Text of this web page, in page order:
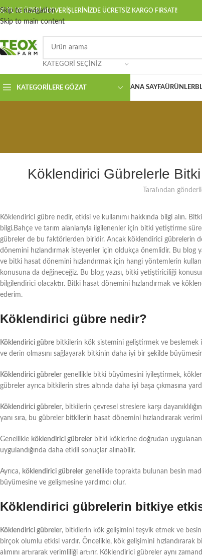
Skip to navigation
Skip to main content
TL VE ÜZERİ ALIŞVERİŞLERİNİZDE ÜCRETSİZ KARGO FIRSATI!
KATEGORI SEÇINIZ
KATEGORILERE GÖZAT ANA SAYFAÜRÜNLER
Köklendirici Gübrelerle Bitki
Tarafından
Köklendirici gübre nedir, etkisi ve kullanımı hakkında bilgi alın.
bilgi.Bahçe ve tarım alanlarıyla ilgilenenler için bitki yetiştirme
gübreler de bu faktörlerden biridir. Ancak köklendirici gübrelerin
dönemini hızlandırmak isteyenler için oldukça önemlidir. Bu blog
ve bitki hasat dönemini hızlandırmak için hangi yöntemlerin
konusuna da değineceğiz. Bu blog yazısı, bitki yetiştiriciliği
bilgilendirici olacaktır. Bitki hasat dönemini hızlandırmak ve
ederim.
Köklendirici gübre nedir?
Köklendirici gübre bitkilerin kök sistemini geliştirmek ve
ve derin olmasını sağlayarak bitkinin daha iyi bir şekilde
Köklendirici gübreler genellikle bitki büyümesini iyileştirmek,
gübreler ayrıca bitkilerin stres altında daha iyi başa çıkmasına
Köklendirici gübreler, bitkilerin çevresel streslere karşı
yanı sıra, bu gübreler bitkilerin hasat dönemini hızlandırarak
Genellikle köklendirici gübreler bitki köklerine doğrudan
uygulandığında daha etkili sonuçlar alınabilir.
Ayrıca, köklendirici gübreler genellikle toprakta bulunan besin
büyümesine ve gelişmesine yardımcı olur.
Köklendirici gübrelerin bitkiye
Köklendirici gübreler, bitkilerin kök gelişimini teşvik etmek ve
birçok olumlu etkisi vardır. Öncelikle, kök gelişimini hızlandırarak
alımını artırarak verimliliği artırır. Köklendirici gübreler aynı